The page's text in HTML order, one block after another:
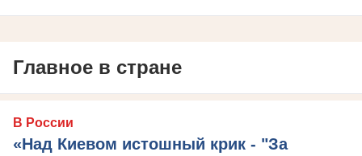
Главное в стране
В России
«Над Киевом истошный крик - "За